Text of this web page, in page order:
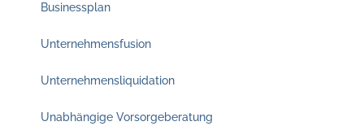
Businessplan
Unternehmensfusion
Unternehmensliquidation
Unabhängige Vorsorgeberatung